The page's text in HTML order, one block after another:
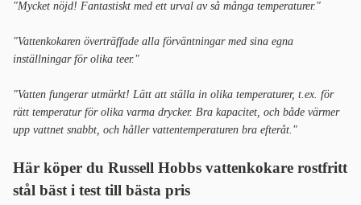
"Mycket nöjd! Fantastiskt med ett urval av så många temperaturer."
"Vattenkokaren överträffade alla förväntningar med sina egna
inställningar för olika teer."
"Vatten fungerar utmärkt! Lätt att ställa in olika temperaturer, t.ex. för
rätt temperatur för olika varma drycker. Bra kapacitet, och både värmer
upp vattnet snabbt, och håller vattentemperaturen bra efteråt."
Här köper du Russell Hobbs vattenkokare rostfritt
stål bäst i test till bästa pris